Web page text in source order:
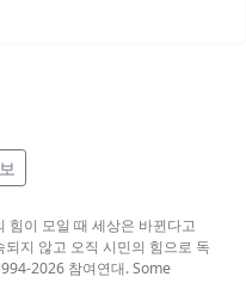
힘이 모일 때 세상은 바뀐다고
지 않고 오직 시민의 힘으로 독
2026 참여연대. Some